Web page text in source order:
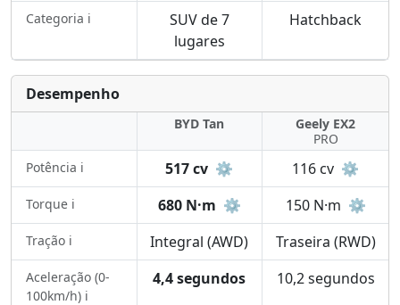
Categoria ℹ️
SUV de 7
lugares
Hatchback
Desempenho
BYD Tan
Geely EX2
PRO
Potência ℹ️
517 cv ⚙️ 116 cv ⚙️
Torque ℹ️ 680 N·m ⚙️ 150 N·m ⚙️
Tração ℹ️ Integral (AWD) Traseira (RWD)
Aceleração (0-
100km/h) ℹ️
4,4 segundos 10,2 segundos